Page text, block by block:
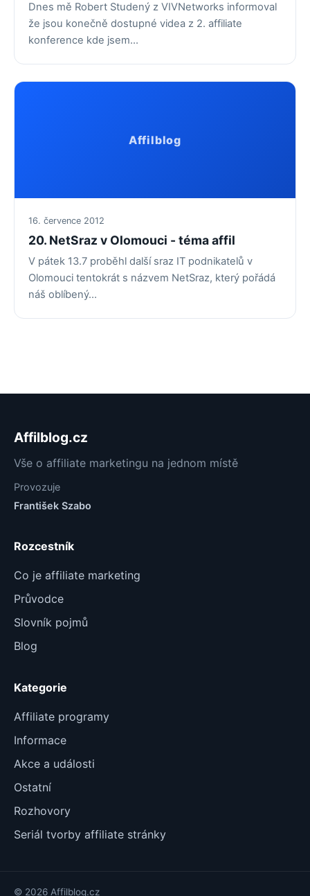
Dnes mě Robert Studený z VIVNetworks informoval
že jsou konečně dostupné videa z 2. affiliate
konference kde jsem…
Affilblog
16. července 2012
20. NetSraz v Olomouci - téma affil
V pátek 13.7 proběhl další sraz IT podnikatelů v
Olomouci tentokrát s názvem NetSraz, který pořádá
náš oblíbený…
Affilblog.cz
Vše o affiliate marketingu na jednom místě
Provozuje
František Szabo
Rozcestník
Co je affiliate marketing
Průvodce
Slovník pojmů
Blog
Kategorie
Affiliate programy
Informace
Akce a události
Ostatní
Rozhovory
Seriál tvorby affiliate stránky
© 2026 Affilblog.cz